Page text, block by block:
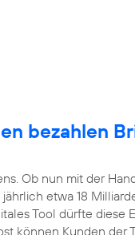
bezahlen
Ob nun mit der
etwa 18
Tool dürfte diese
können Kunden der